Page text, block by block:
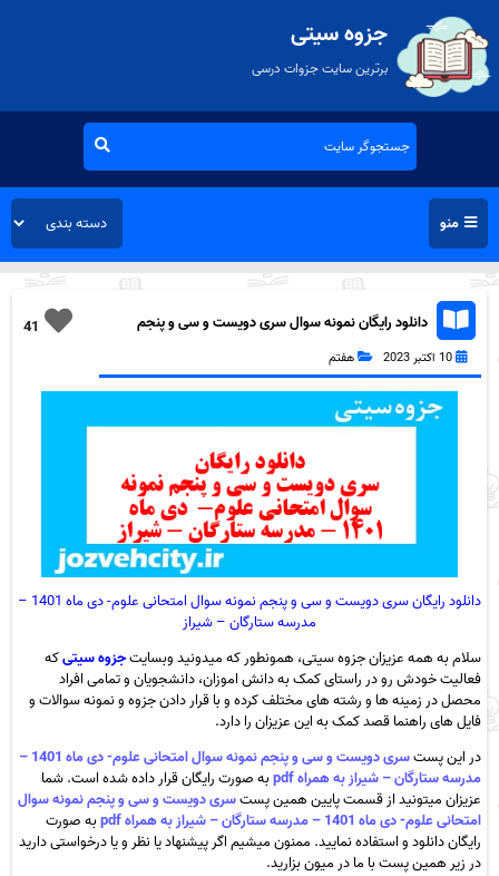
جزوه سیتی
برترین سایت جزوات درسی
منو
41
دانلود رایگان نمونه سوال سری دویست و سی و پنجم
علوم هفتم به همراه pdf
10 اکتبر 2023 هفتم
دانلود رایگان سری دویست و سی و پنجم نمونه سوال امتحانی علوم- دی ماه 1401 –
مدرسه ستارگان – شیراز
سلام به همه عزیزان جزوه سیتی، همونطور که میدونید وبسایتجزوه سیتیکه
فعالیت خودش رو در راستای کمک به دانش اموزان، دانشجویان و تمامی افراد
محصل در زمینه ها و رشته های مختلف کرده و با قرار دادن جزوه و نمونه سوالات و
فایل های راهنما قصد کمک به این عزیزان را دارد.
در این پست
سری دویست و سی و پنجم نمونه سوال امتحانی علوم- دی ماه 1401 –
مدرسه ستارگان – شیراز به همراه pdf
به صورت رایگان قرار داده شده است. شما
عزیزان میتونید از قسمت پایین همین پستسری دویست و سی و پنجم نمونه سوال
امتحانی علوم- دی ماه 1401 – مدرسه ستارگان – شیراز به همراه pdf
به صورت
رایگان دانلود و استفاده نمایید. ممنون میشیم اگر پیشنهاد یا نظر و یا درخواستی دارید
در زیر همین پست با ما در میون بزارید.